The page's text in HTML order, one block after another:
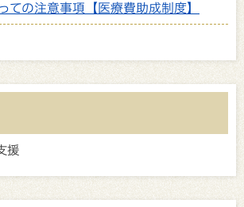
ての注意事項【医療費助成制度】
援